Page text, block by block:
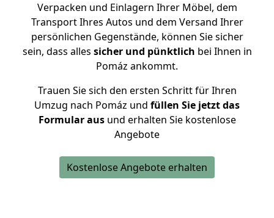
Verpacken und Einlagern Ihrer Möbel, dem
Transport Ihres Autos und dem Versand Ihrer
persönlichen Gegenstände, können Sie sicher
sein, dass alles sicher und pünktlich bei Ihnen in
Pomáz ankommt.
Trauen Sie sich den ersten Schritt für Ihren
Umzug nach Pomáz und füllen Sie jetzt das
Formular ausund erhalten Sie kostenlose
Angebote
Kostenlose Angebote erhalten